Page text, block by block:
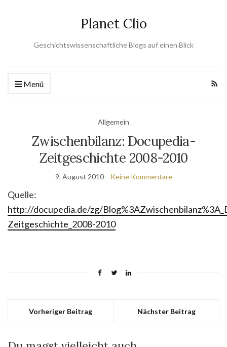
Planet Clio
Geschichtswissenschaftliche Blogs auf einen Blick
Menü
Allgemein
Zwischenbilanz: Docupedia-
Zeitgeschichte 2008-2010
9. August 2010 Keine Kommentare
Quelle:
http://docupedia.de/zg/
Zeitgeschichte_2008-2010
Vorheriger Beitrag Nächster Beitrag